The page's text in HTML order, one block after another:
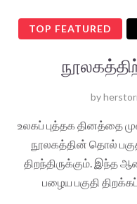
TOP FEATURED
by
உலகப் புத்தக தினத்தை
நூலகத்தின் தொல்
திறந்திருக்கும். இந்த
பழைய பகுதி